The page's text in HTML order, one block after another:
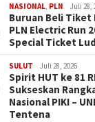
NASIONAL PLN Juli 28,
Buruan Beli Tiket
PLN Electric Run
Special Ticket
SULUT Juli 28, 2026
Spirit HUT ke 81
Sukseskan
Nasional PIKI –
Tentena